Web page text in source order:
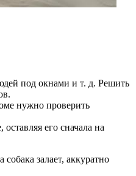
под окнами и т. д. Решить
нужно проверить
его сначала на
залает, аккуратно